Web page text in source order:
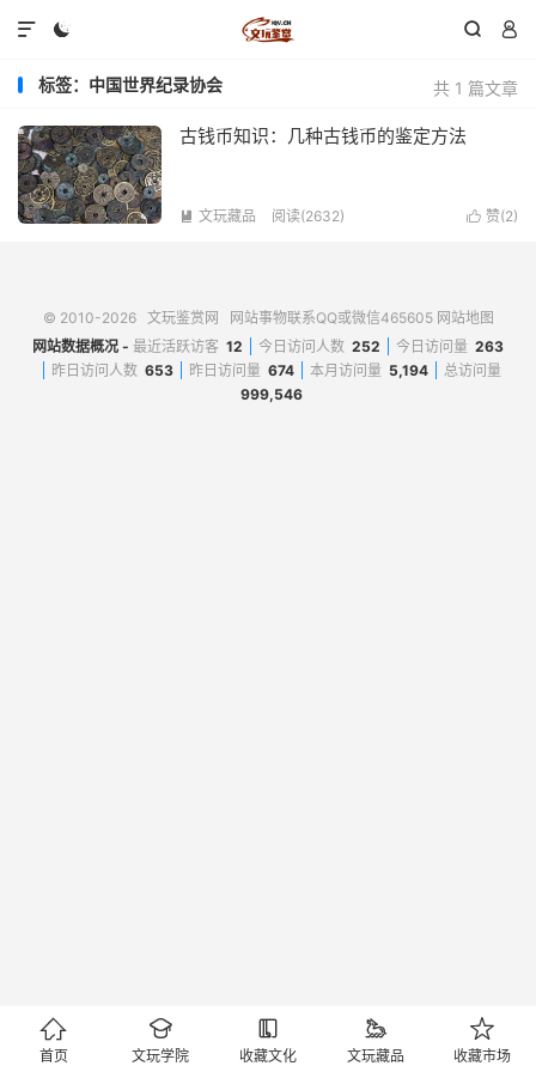
  

共 1 篇文章
标签：中国世界纪录协会
古钱币知识：几种古钱币的鉴定方法
 赞(2)
 文玩藏品 阅读(2632)
© 2010-2026 文玩鉴赏网 网站事物联系QQ或微信465605 网站地图
网站数据概况 - 最近活跃访客 12 今日访问人数 252 今日访问量 263
昨日访问人数 653 昨日访问量 674 本月访问量 5,194
总访问量
999,546

首页

文玩学院

收藏文化

文玩藏品

收藏市场